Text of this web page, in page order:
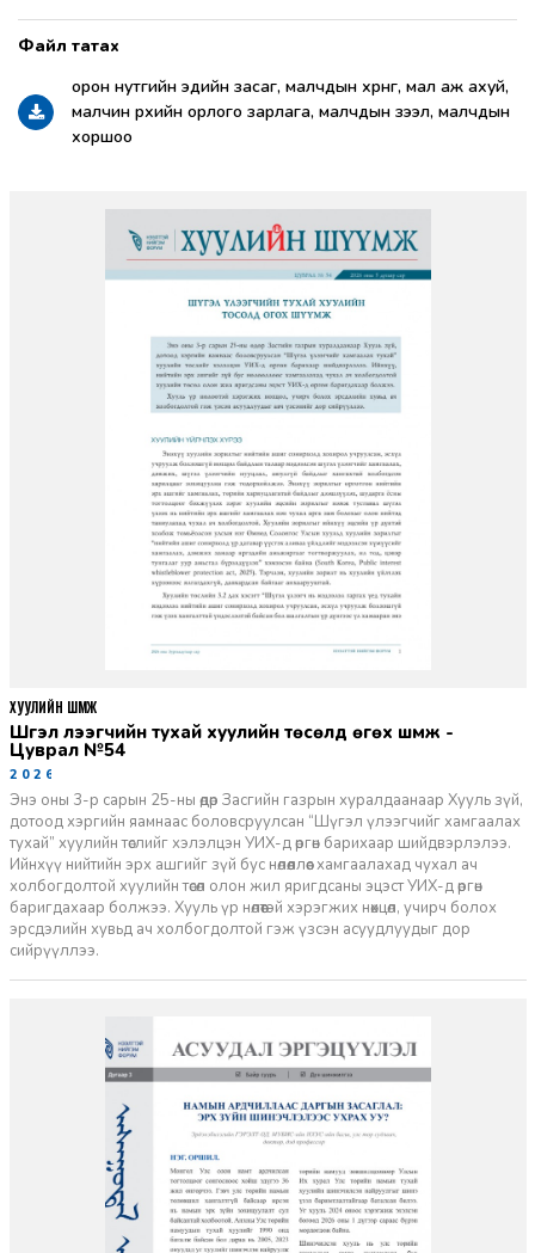
орон нутгийн эдийн засаг, малчдын хөрөнгө, мал аж ахуй,
малчин өрхийн орлого зарлага, малчдын зээл, малчдын
хоршоо
Шүгэл үлээгчийн тухай хуулийн төсөлд өгөх шүүмж -
Цуврал №54
2026-07-27
Энэ оны 3-р сарын 25-ны өдөр Засгийн газрын хуралдаанаар Хууль зүй,
дотоод хэргийн яамнаас боловсруулсан “Шүгэл үлээгчийг хамгаалах
тухай” хуулийн төслийг хэлэлцэн УИХ-д өргөн барихаар шийдвэрлэлээ.
Ийнхүү нийтийн эрх ашгийг зүй бус нөлөөллөөс хамгаалахад чухал ач
холбогдолтой хуулийн төсөл олон жил яригдсаны эцэст УИХ-д өргөн
баригдахаар болжээ. Хууль үр нөлөөтэй хэрэгжих нөхцөл, учирч болох
эрсдэлийн хувьд ач холбогдолтой гэж үзсэн асуудлуудыг дор
сийрүүллээ.
ХУУЛИЙН ШҮҮМЖ